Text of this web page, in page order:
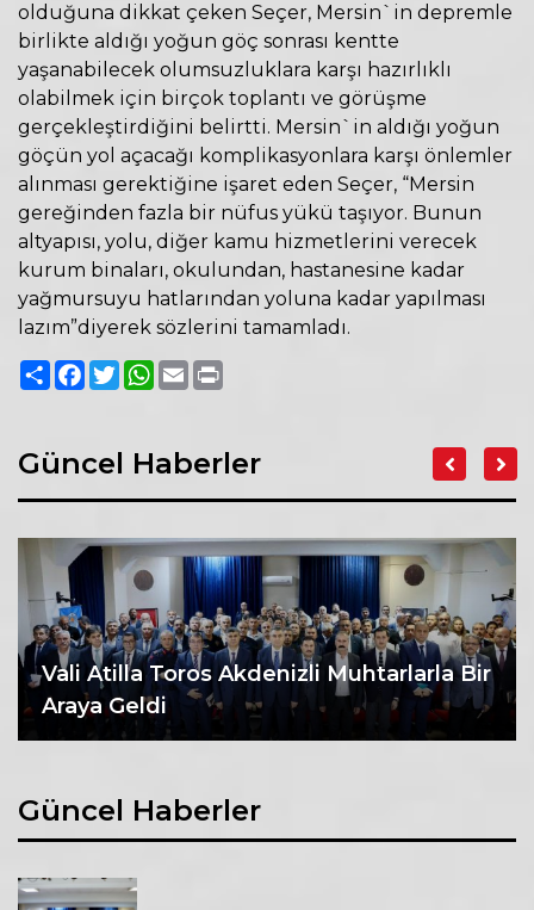
olduğuna dikkat çeken Seçer, Mersin`in depremle
birlikte aldığı yoğun göç sonrası kentte
yaşanabilecek olumsuzluklara karşı hazırlıklı
olabilmek için birçok toplantı ve görüşme
gerçekleştirdiğini belirtti. Mersin`in aldığı yoğun
göçün yol açacağı komplikasyonlara karşı önlemler
alınması gerektiğine işaret eden Seçer, “Mersin
gereğinden fazla bir nüfus yükü taşıyor. Bunun
altyapısı, yolu, diğer kamu hizmetlerini verecek
kurum binaları, okulundan, hastanesine kadar
yağmursuyu hatlarından yoluna kadar yapılması
lazım”diyerek sözlerini tamamladı.
PaylaşFacebook
TwitterWhatsApp
Email
Güncel Haberler
Vali Atilla Toros Akdenizli Muhtarlarla Bir
Araya Geldi
Güncel Haberler